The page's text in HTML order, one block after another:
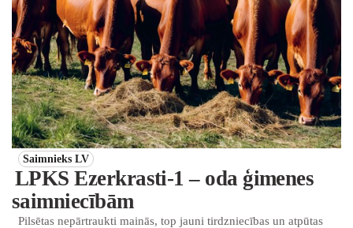
Saimnieks LV
LPKS Ezerkrasti-1 – oda ģimenes
saimniecībām
Pilsētas nepārtraukti mainās, top jauni tirdzniecības un atpūtas